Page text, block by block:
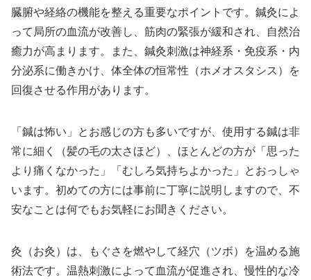
臓腑や経絡の機能を整える重要なポイントです。鍼灸によ
って局所の血流が改善し、筋肉の緊張が緩和され、自然治
癒力が高まります。また、鍼灸刺激は神経系・免疫系・内
分泌系に働きかけ、体全体の恒常性（ホメオスタシス）を
回復させる作用があります。
「鍼は怖い」とお感じの方も多いですが、使用する鍼は非
常に細く（髪の毛の太さほど）、ほとんどの方が「思った
より痛くなかった」「むしろ気持ちよかった」とおっしゃ
います。初めての方には事前に丁寧に説明しますので、不
安なことは何でもお気軽にお聞きください。
灸（お灸）は、もぐさを燃やして経穴（ツボ）を温める施
術法です。温熱刺激によって血流が促進され、慢性的な冷